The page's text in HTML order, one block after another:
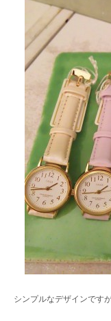
シンプルなデザインです